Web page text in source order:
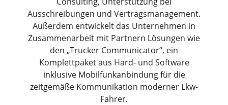
Ausschreibungen und Vertragsmanagement.
Außerdem entwickelt das Unternehmen in
Zusammenarbeit mit Partnern Lösungen wie
den „Trucker Communicator“, ein
Komplettpaket aus Hard- und Software
inklusive Mobilfunkanbindung für die
zeitgemäße Kommunikation moderner Lkw-
Fahrer.